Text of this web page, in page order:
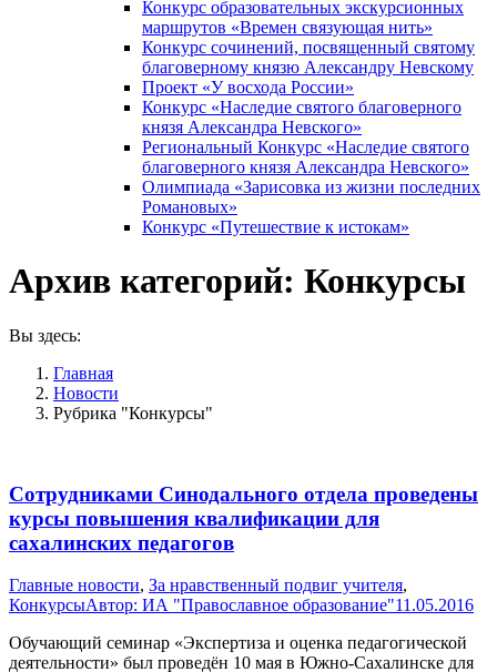
Конкурс образовательных экскурсионных
маршрутов «Времен связующая нить»
Конкурс сочинений, посвященный святому
благоверному князю Александру Невскому
Проект «У восхода России»
Конкурс «Наследие святого благоверного
князя Александра Невского»
Региональный Конкурс «Наследие святого
благоверного князя Александра Невского»
Олимпиада «Зарисовка из жизни последних
Романовых»
Конкурс «Путешествие к истокам»
Архив категорий: Конкурсы
Вы здесь:
Главная
Новости
Рубрика "Конкурсы"
Сотрудниками Синодального отдела проведены
курсы повышения квалификации для
сахалинских педагогов
Главные новости, За нравственный подвиг учителя,
КонкурсыАвтор: ИА "Православное образование"11.05.2016
Обучающий семинар «Экспертиза и оценка педагогической
деятельности» был проведён 10 мая в Южно-Сахалинске для